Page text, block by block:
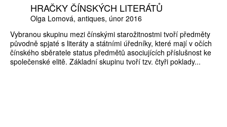
HRAČKY ČÍNSKÝCH LITERÁTŮ
Olga Lomová antiques únor 2016
Vybranou skupinu mezi čínskými starožitnostmi tvoří předměty
původně spjaté s literáty a státními úředníky, které mají v očích
čínského sběratele status předmětů asociujících příslušnost ke
společenské elitě. Základní skupinu tvoří tzv. čtyři poklady...